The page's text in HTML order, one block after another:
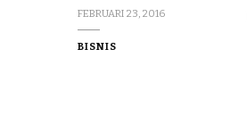
FEBRUARI 23, 2016
BISNIS